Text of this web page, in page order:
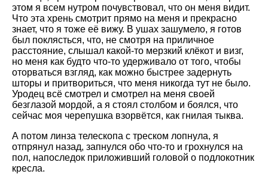
этом я всем нутром почувствовал, что он меня видит.
Что эта хрень смотрит прямо на меня и прекрасно
знает, что я тоже её вижу. В ушах зашумело, я готов
был поклясться, что, не смотря на приличное
расстояние, слышал какой-то мерзкий клёкот и визг,
но меня как будто что-то удерживало от того, чтобы
оторваться взгляд, как можно быстрее задернуть
шторы и притвориться, что меня никогда тут не было.
Уродец всё смотрел и смотрел на меня своей
безглазой мордой, а я стоял столбом и боялся, что
сейчас моя черепушка взорвётся, как гнилая тыква.
А потом линза телескопа с треском лопнула, я
отпрянул назад, запнулся обо что-то и грохнулся на
пол, напоследок приложивший головой о подлокотник
кресла.